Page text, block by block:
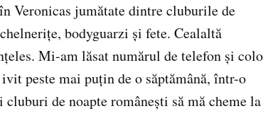
Veronicas jumătate dintre cluburile de
bodyguarzi şi fete. Cealaltă
Mi-am lăsat numărul de telefon şi colo
peste mai puţin de o săptămână, într-o
de noapte româneşti să mă cheme la